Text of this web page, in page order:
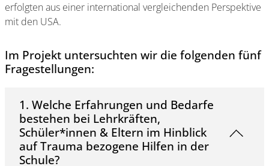
erfolgten aus einer international vergleichenden Perspektive
mit den USA.
Im Projekt untersuchten wir die folgenden fünf
Fragestellungen:
1. Welche Erfahrungen und Bedarfe
bestehen bei Lehrkräften,
Schüler*innen & Eltern im Hinblick
auf Trauma bezogene Hilfen in der
Schule?